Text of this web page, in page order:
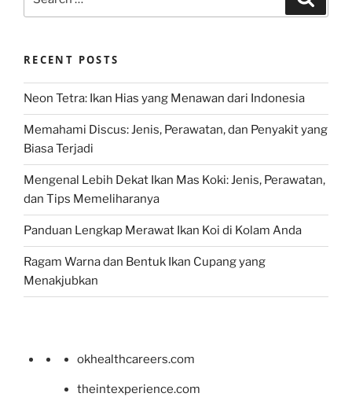
for:
RECENT POSTS
Neon Tetra: Ikan Hias yang Menawan dari Indonesia
Memahami Discus: Jenis, Perawatan, dan Penyakit yang
Biasa Terjadi
Mengenal Lebih Dekat Ikan Mas Koki: Jenis, Perawatan,
dan Tips Memeliharanya
Panduan Lengkap Merawat Ikan Koi di Kolam Anda
Ragam Warna dan Bentuk Ikan Cupang yang
Menakjubkan
okhealthcareers.com
theintexperience.com